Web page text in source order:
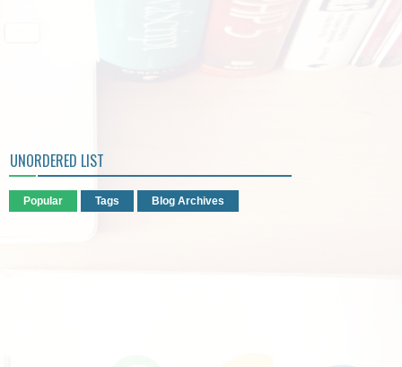
UNORDERED LIST
Popular Tags Blog Archives